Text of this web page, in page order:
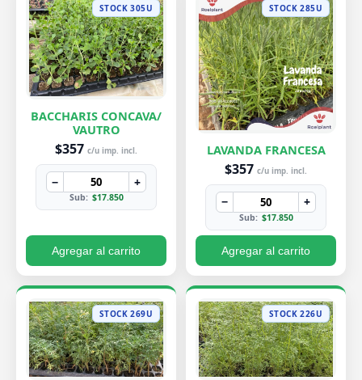
STOCK 305U
BACCHARIS CONCAVA/
VAUTRO
$357 c/u imp. incl.
− +
Sub: $17.850
Agregar al carrito
STOCK 285U
LAVANDA FRANCESA
$357 c/u imp. incl.
− +
Sub: $17.850
Agregar al carrito
STOCK 269U STOCK 226U